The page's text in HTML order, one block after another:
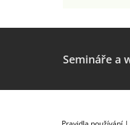
Semináře a